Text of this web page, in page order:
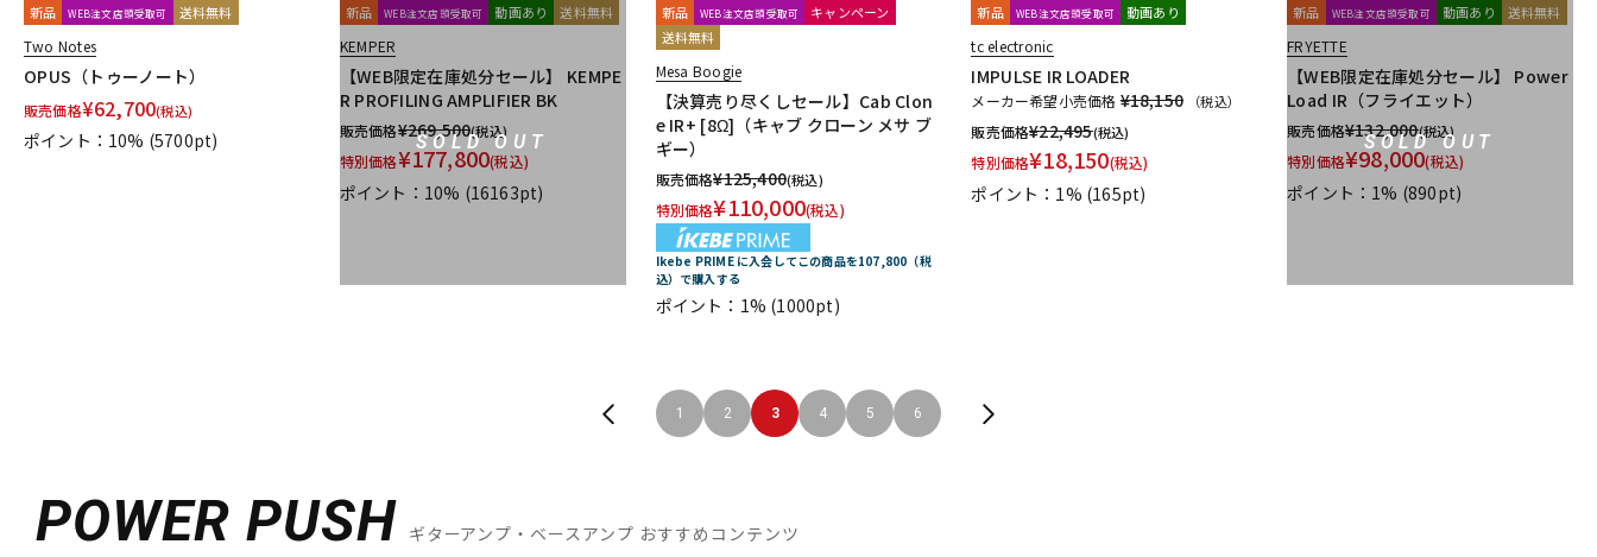
新品 WEB注文店頭受取可 送料無料
Two Notes
OPUS（トゥーノート）
販売価格¥62,700(税込)
ポイント：10% (5700pt) SOLD OUT
新品 WEB注文店頭受取可 動画あり 送料無料
KEMPER
【WEB限定在庫処分セール】 KEMPE
R PROFILING AMPLIFIER BK
販売価格¥269,500(税込)
特別価格¥177,800(税込)
ポイント：10% (16163pt)
新品 WEB注文店頭受取可
キャンペーン
送料無料
Mesa Boogie
【決算売り尽くしセール】Cab Clon
e IR+ [8Ω]（キャブ クローン メサ ブ
ギー）
販売価格¥125,400(税込)
特別価格¥110,000(税込)
Ikebe PRIME に入会してこの商品を107,800（税
込）で購入する
ポイント：1% (1000pt)
新品 WEB注文店頭受取可 動画あり
tc electronic
IMPULSE IR LOADER
メーカー希望小売価格 ¥18,150 （税込）
販売価格¥22,495(税込)
特別価格¥18,150(税込)
ポイント：1% (165pt)
SOLD OUT
新品 WEB注文店頭受取可 動画あり 送料無料
FRYETTE
【WEB限定在庫処分セール】 Power
Load IR（フライエット）
販売価格¥132,000(税込)
特別価格¥98,000(税込)
ポイント：1% (890pt)
1 2 3 4 5 6
POWER PUSH ギターアンプ・ベースアンプ おすすめコンテンツ